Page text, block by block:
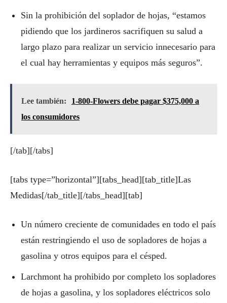
Sin la prohibición del soplador de hojas, “estamos
pidiendo que los jardineros sacrifiquen su salud a
largo plazo para realizar un servicio innecesario para
el cual hay herramientas y equipos más seguros”.
Lee también:
1-800-Flowers debe pagar $375,000 a
los consumidores
[/tab][/tabs]
[tabs type=”horizontal”][tabs_head][tab_title]Las
Medidas[/tab_title][/tabs_head][tab]
Un número creciente de comunidades en todo el país
están restringiendo el uso de sopladores de hojas a
gasolina y otros equipos para el césped.
Larchmont ha prohibido por completo los sopladores
de hojas a gasolina, y los sopladores eléctricos solo